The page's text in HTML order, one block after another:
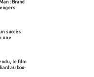
: Brand
:
succès
une
le film
au box-